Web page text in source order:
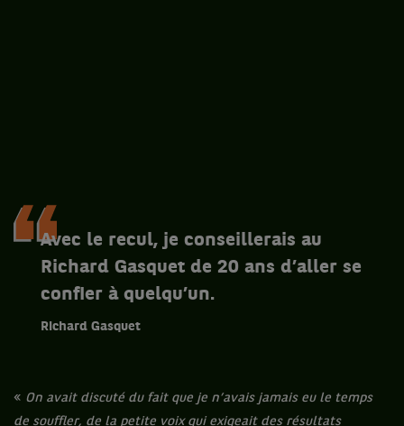
Avec le recul, je conseillerais au
Richard Gasquet de 20 ans d’aller se
confier à quelqu’un.
Richard Gasquet
« On avait discuté du fait que je n’avais jamais eu le temps
de souffler, de la petite voix qui exigeait des résultats